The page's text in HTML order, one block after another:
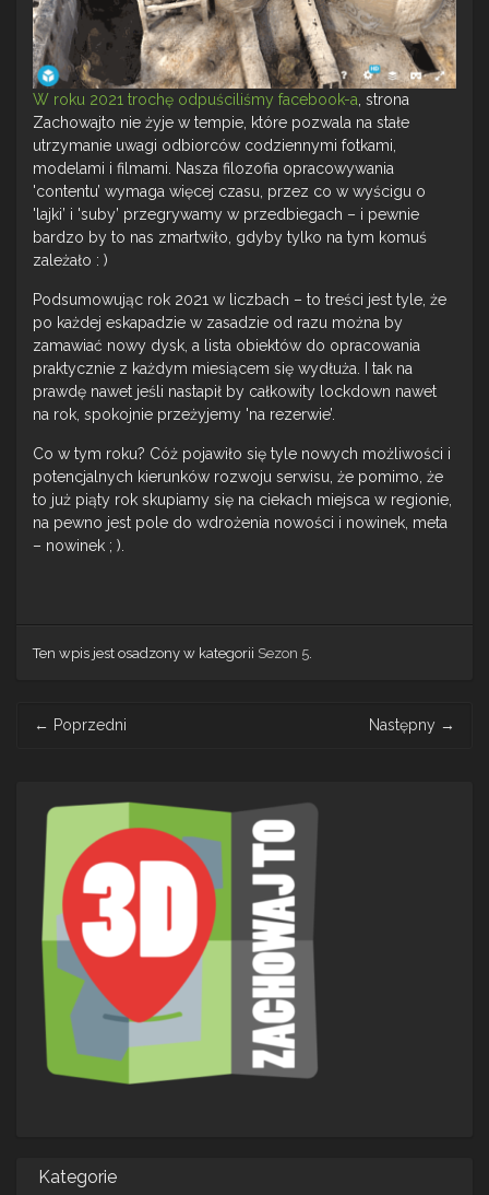
W roku 2021 trochę odpuściliśmy facebook-a, strona
Zachowajto nie żyje w tempie, które pozwala na stałe
utrzymanie uwagi odbiorców codziennymi fotkami,
modelami i filmami. Nasza filozofia opracowywania
'contentu’ wymaga więcej czasu, przez co w wyścigu o
'lajki’ i 'suby’ przegrywamy w przedbiegach – i pewnie
bardzo by to nas zmartwiło, gdyby tylko na tym komuś
zależało : )
Podsumowując rok 2021 w liczbach – to treści jest tyle, że
po każdej eskapadzie w zasadzie od razu można by
zamawiać nowy dysk, a lista obiektów do opracowania
praktycznie z każdym miesiącem się wydłuża. I tak na
prawdę nawet jeśli nastapił by całkowity lockdown nawet
na rok, spokojnie przeżyjemy 'na rezerwie’.
Co w tym roku? Cóż pojawiło się tyle nowych możliwości i
potencjalnych kierunków rozwoju serwisu, że pomimo, że
to już piąty rok skupiamy się na ciekach miejsca w regionie,
na pewno jest pole do wdrożenia nowości i nowinek, meta
– nowinek ; ).
Ten wpis jest osadzony w kategorii Sezon 5.
navigation
← Poprzedni Następny →
Kategorie